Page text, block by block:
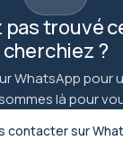
pas trouvé
cherchiez ?
WhatsApp pour
là pour
contacter sur